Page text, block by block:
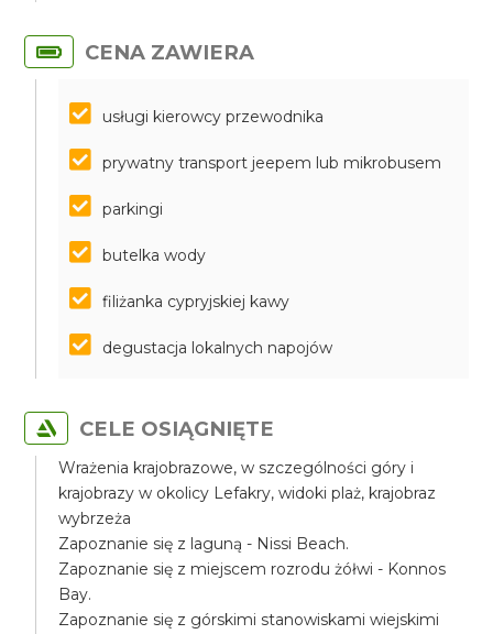
CENA ZAWIERA
usługi kierowcy przewodnika
prywatny transport jeepem lub mikrobusem
parkingi
butelka wody
filiżanka cypryjskiej kawy
degustacja lokalnych napojów
CELE OSIĄGNIĘTE
Wrażenia krajobrazowe, w szczególności góry i
krajobrazy w okolicy Lefakry, widoki plaż, krajobraz
wybrzeża
Zapoznanie się z laguną - Nissi Beach.
Zapoznanie się z miejscem rozrodu żółwi - Konnos
Bay.
Zapoznanie się z górskimi stanowiskami wiejskimi